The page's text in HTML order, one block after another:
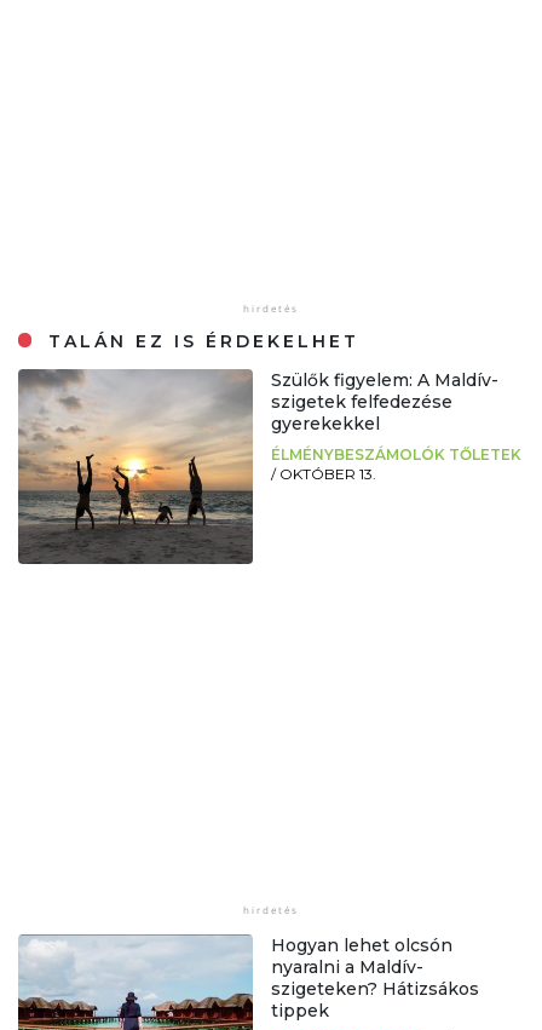
TALÁN EZ IS ÉRDEKELHET
Szülők figyelem: A Maldív-
szigetek felfedezése
gyerekekkel
ÉLMÉNYBESZÁMOLÓK TŐLETEK
/ OKTÓBER 13.
Hogyan lehet olcsón
nyaralni a Maldív-
szigeteken? Hátizsákos
tippek